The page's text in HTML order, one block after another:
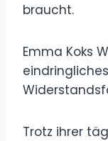
braucht.
Emma Koks
Trotz ihrer